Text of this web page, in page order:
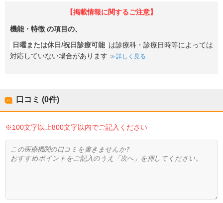
【掲載情報に関するご注意】
機能・特徴 の項目の、
日曜または休日/祝日診療可能 は診療科・診療日時等によっては
対応していない場合があります
詳しく見る
口コミ (0件)
※100文字以上800文字以内でご記入ください